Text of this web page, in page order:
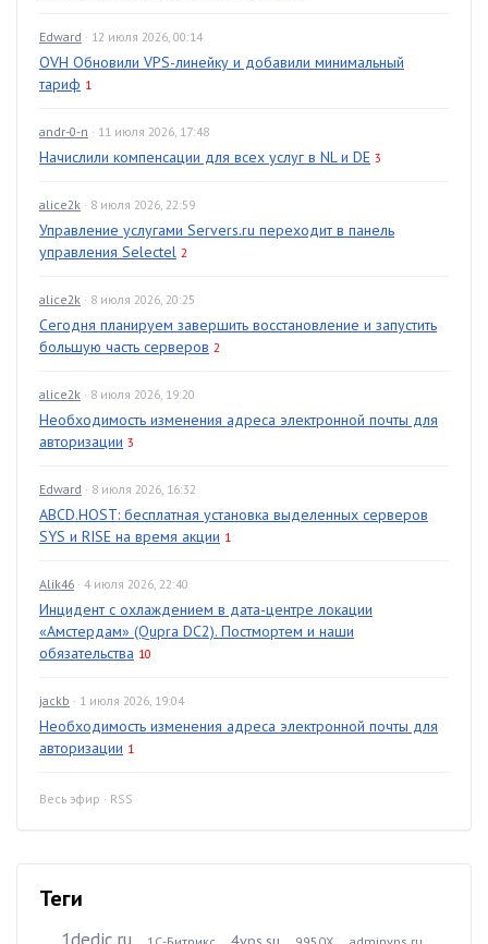
Edward · 12 июля 2026, 00:14
OVH Обновили VPS-линейку и добавили минимальный
тариф 1
andr-0-n · 11 июля 2026, 17:48
Начислили компенсации для всех услуг в NL и DE 3
alice2k · 8 июля 2026, 22:59
Управление услугами Servers.ru переходит в панель
управления Selectel 2
alice2k · 8 июля 2026, 20:25
Сегодня планируем завершить восстановление и запустить
большую часть серверов 2
alice2k · 8 июля 2026, 19:20
Необходимость изменения адреса электронной почты для
авторизации 3
Edward · 8 июля 2026, 16:32
ABCD.HOST: бесплатная установка выделенных серверов
SYS и RISE на время акции 1
Alik46 · 4 июля 2026, 22:40
Инцидент с охлаждением в дата-центре локации
«Амстердам» (Qupra DC2). Постмортем и наши
обязательства 10
jackb · 1 июля 2026, 19:04
Необходимость изменения адреса электронной почты для
авторизации 1
Весь эфир · RSS
Теги